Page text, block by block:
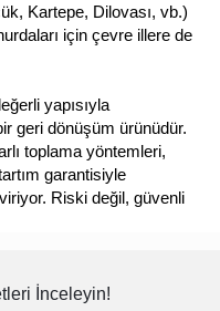
Kartepe, Dilovası, vb.)
için çevre illere de
yapısıyla
geri dönüşüm ürünüdür.
toplama yöntemleri,
garantisiyle
Riski değil, güvenli
İnceleyin!